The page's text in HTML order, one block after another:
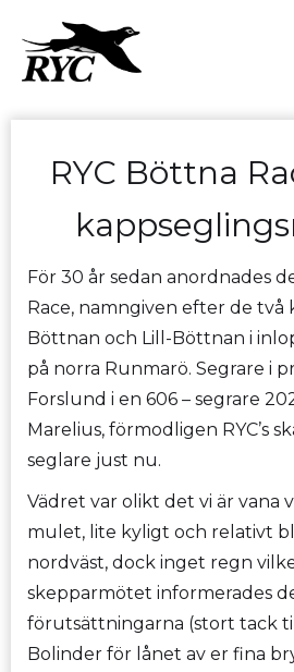
RYC Böttna
För 30 år sedan anordnades
Race, namngiven efter de två
Böttnan och Lill-Böttnan i
på norra Runmarö. Segrare i
Forslund i en 606 – segrare
Marelius, förmodligen RYC’s
seglare just nu.
Vädret var olikt det vi är vana
mulet, lite kyligt och relativt
nordväst, dock inget regn
skepparmötet informerades
förutsättningarna (stort tack
Bolinder för lånet av er fina